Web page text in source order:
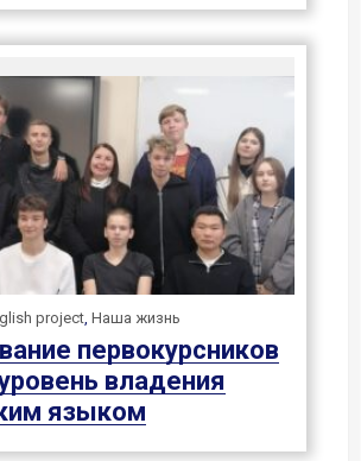
project, Наша жизнь
первокурсников
владения
языком